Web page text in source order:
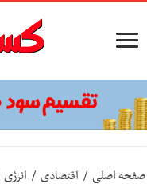
صفحه اصلی / اقتصادی / انرژی